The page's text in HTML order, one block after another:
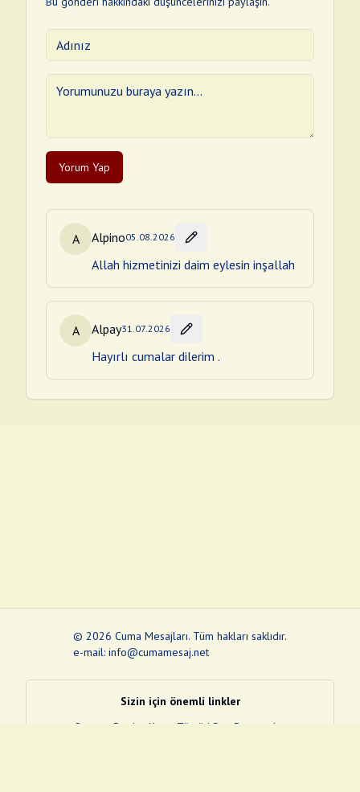
Yorum Yap
A Alpino05.08.2026
Allah hizmetinizi daim eylesin inşallah
A Alpay31.07.2026
Hayırlı cumalar dilerim .
© 2026 Cuma Mesajları. Tüm hakları saklıdır.
e-mail: info@cumamesaj.net
Sizin için önemli linkler
Quran
e-Devlet Kapısı Tüvtürk Son Depremler